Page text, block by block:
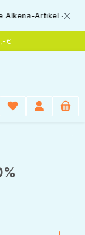
- - ❤ - -
€